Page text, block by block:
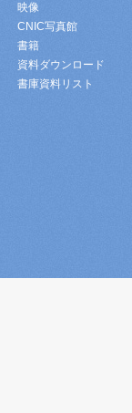
映像
CNIC写真館
書籍
資料ダウンロード
書庫資料リスト